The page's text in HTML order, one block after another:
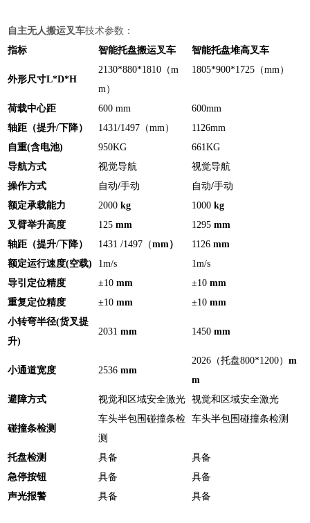
自主无人搬运叉车技术参数：
指标
智能托盘搬运叉车 智能托盘堆高叉车
外形尺寸L*D*H
2130*880*1810 （m
m）
1805*900*1725 （mm）
荷载中心距 600 mm
600mm
轴距（提升/下降） 1431/1497 （mm）
1126mm
自重(含电池) 950KG
661KG
导航方式
视觉导航
视觉导航
操作方式
自动/手动 自动/手动
额定承载能力
2000 kg 1000 kg
叉臂举升高度
125 mm 1295 mm
轴距（提升/下降） 1431 /1497 （mm） 1126 mm
额定运行速度(空载) 1m/s
1m/s
导引定位精度
±10 mm ±10 mm
重复定位精度
±10 mm ±10 mm
小转弯半径(货叉提
升)
2031 mm 1450 mm
小通道宽度 2536 mm
2026 （托盘800*1200）m
m
避障方式
视觉和区域安全激光 视觉和区域安全激光
碰撞条检测
车头半包围碰撞条检
测
车头半包围碰撞条检测
托盘检测 具备
具备
急停按钮
具备
具备
声光报警
具备 具备